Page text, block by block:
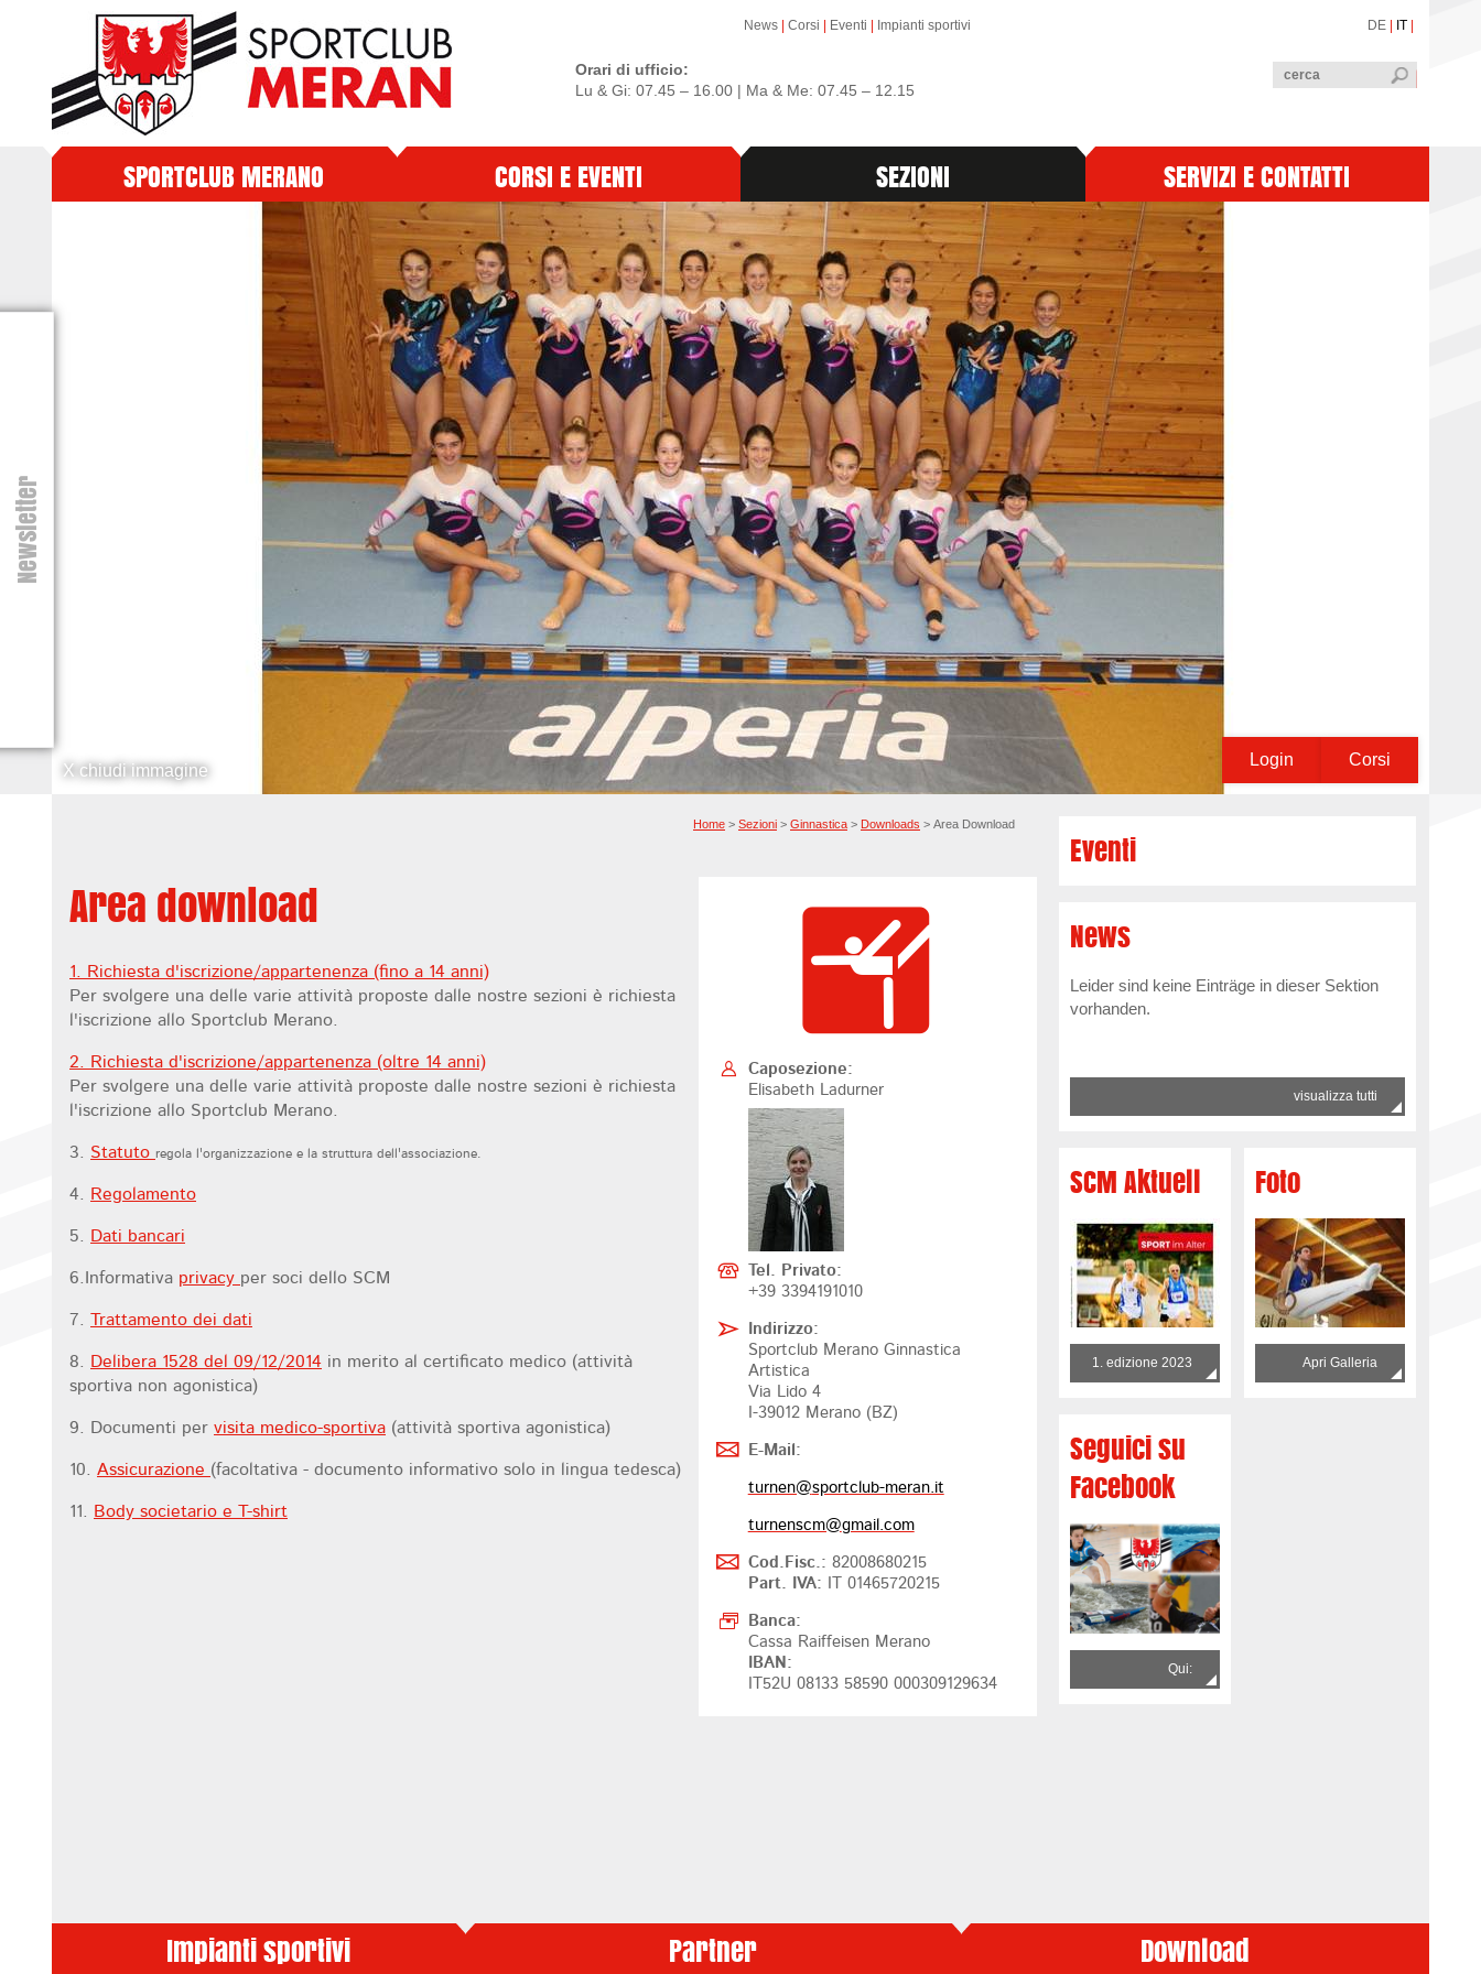
News |Corsi Eventi Impianti sportivi
Orari di ufficio:
Lu & Gi: 07.45 – 16.00 | Ma & Me: 07.45 – 12.15
DE IT
Newsletter
SPORTCLUB MERANO CORSI E EVENTI SEZIONI SERVIZI E CONTATTI
X chiudi immagine
Login Corsi
Home > Sezioni > Ginnastica > Downloads > Area Download
Caposezione:
Elisabeth Ladurner
Tel. Privato:
+39 3394191010
Indirizzo:
Sportclub Merano Ginnastica
Artistica
Via Lido 4
I-39012 Merano (BZ)
E-Mail:
turnen@sportclub-meran.it
turnenscm@gmail.com
Cod.Fisc.: 82008680215
Part. IVA:
IT 01465720215
Banca:
Cassa Raiffeisen Merano
IBAN:
IT52U 08133 58590 000309129634
Area download
1. Richiesta d'iscrizione/appartenenza (fino a 14 anni)
Per svolgere una delle varie attività proposte dalle nostre sezioni è richiesta
l'iscrizione allo Sportclub Merano.
2. Richiesta d'iscrizione/appartenenza (oltre 14 anni)
Per svolgere una delle varie attività proposte dalle nostre sezioni è richiesta
l'iscrizione allo Sportclub Merano.
3. Statuto regola l'organizzazione e la struttura dell'associazione.
4. Regolamento
5. Dati bancari
6.Informativa privacy per soci dello SCM
7. Trattamento dei dati
8. Delibera 1528 del 09/12/2014 in merito al certificato medico (attività
sportiva non agonistica)
9. Documenti per visita medico-sportiva (attività sportiva agonistica)
10. Assicurazione (facoltativa - documento informativo solo in lingua tedesca)
11. Body societario e T-shirt
Eventi
News
Leider sind keine Einträge in dieser Sektion
vorhanden.
visualizza tutti
SCM Aktuell
1. edizione 2023
Foto
Apri Galleria
Seguici su
Facebook
Qui:
Impianti sportivi Partner Download